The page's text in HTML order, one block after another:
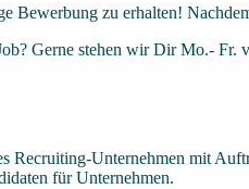
Bewerbung zu erhalten!
Gerne stehen wir Dir Mo.-
Recruiting-Unternehmen mit
für Unternehmen.